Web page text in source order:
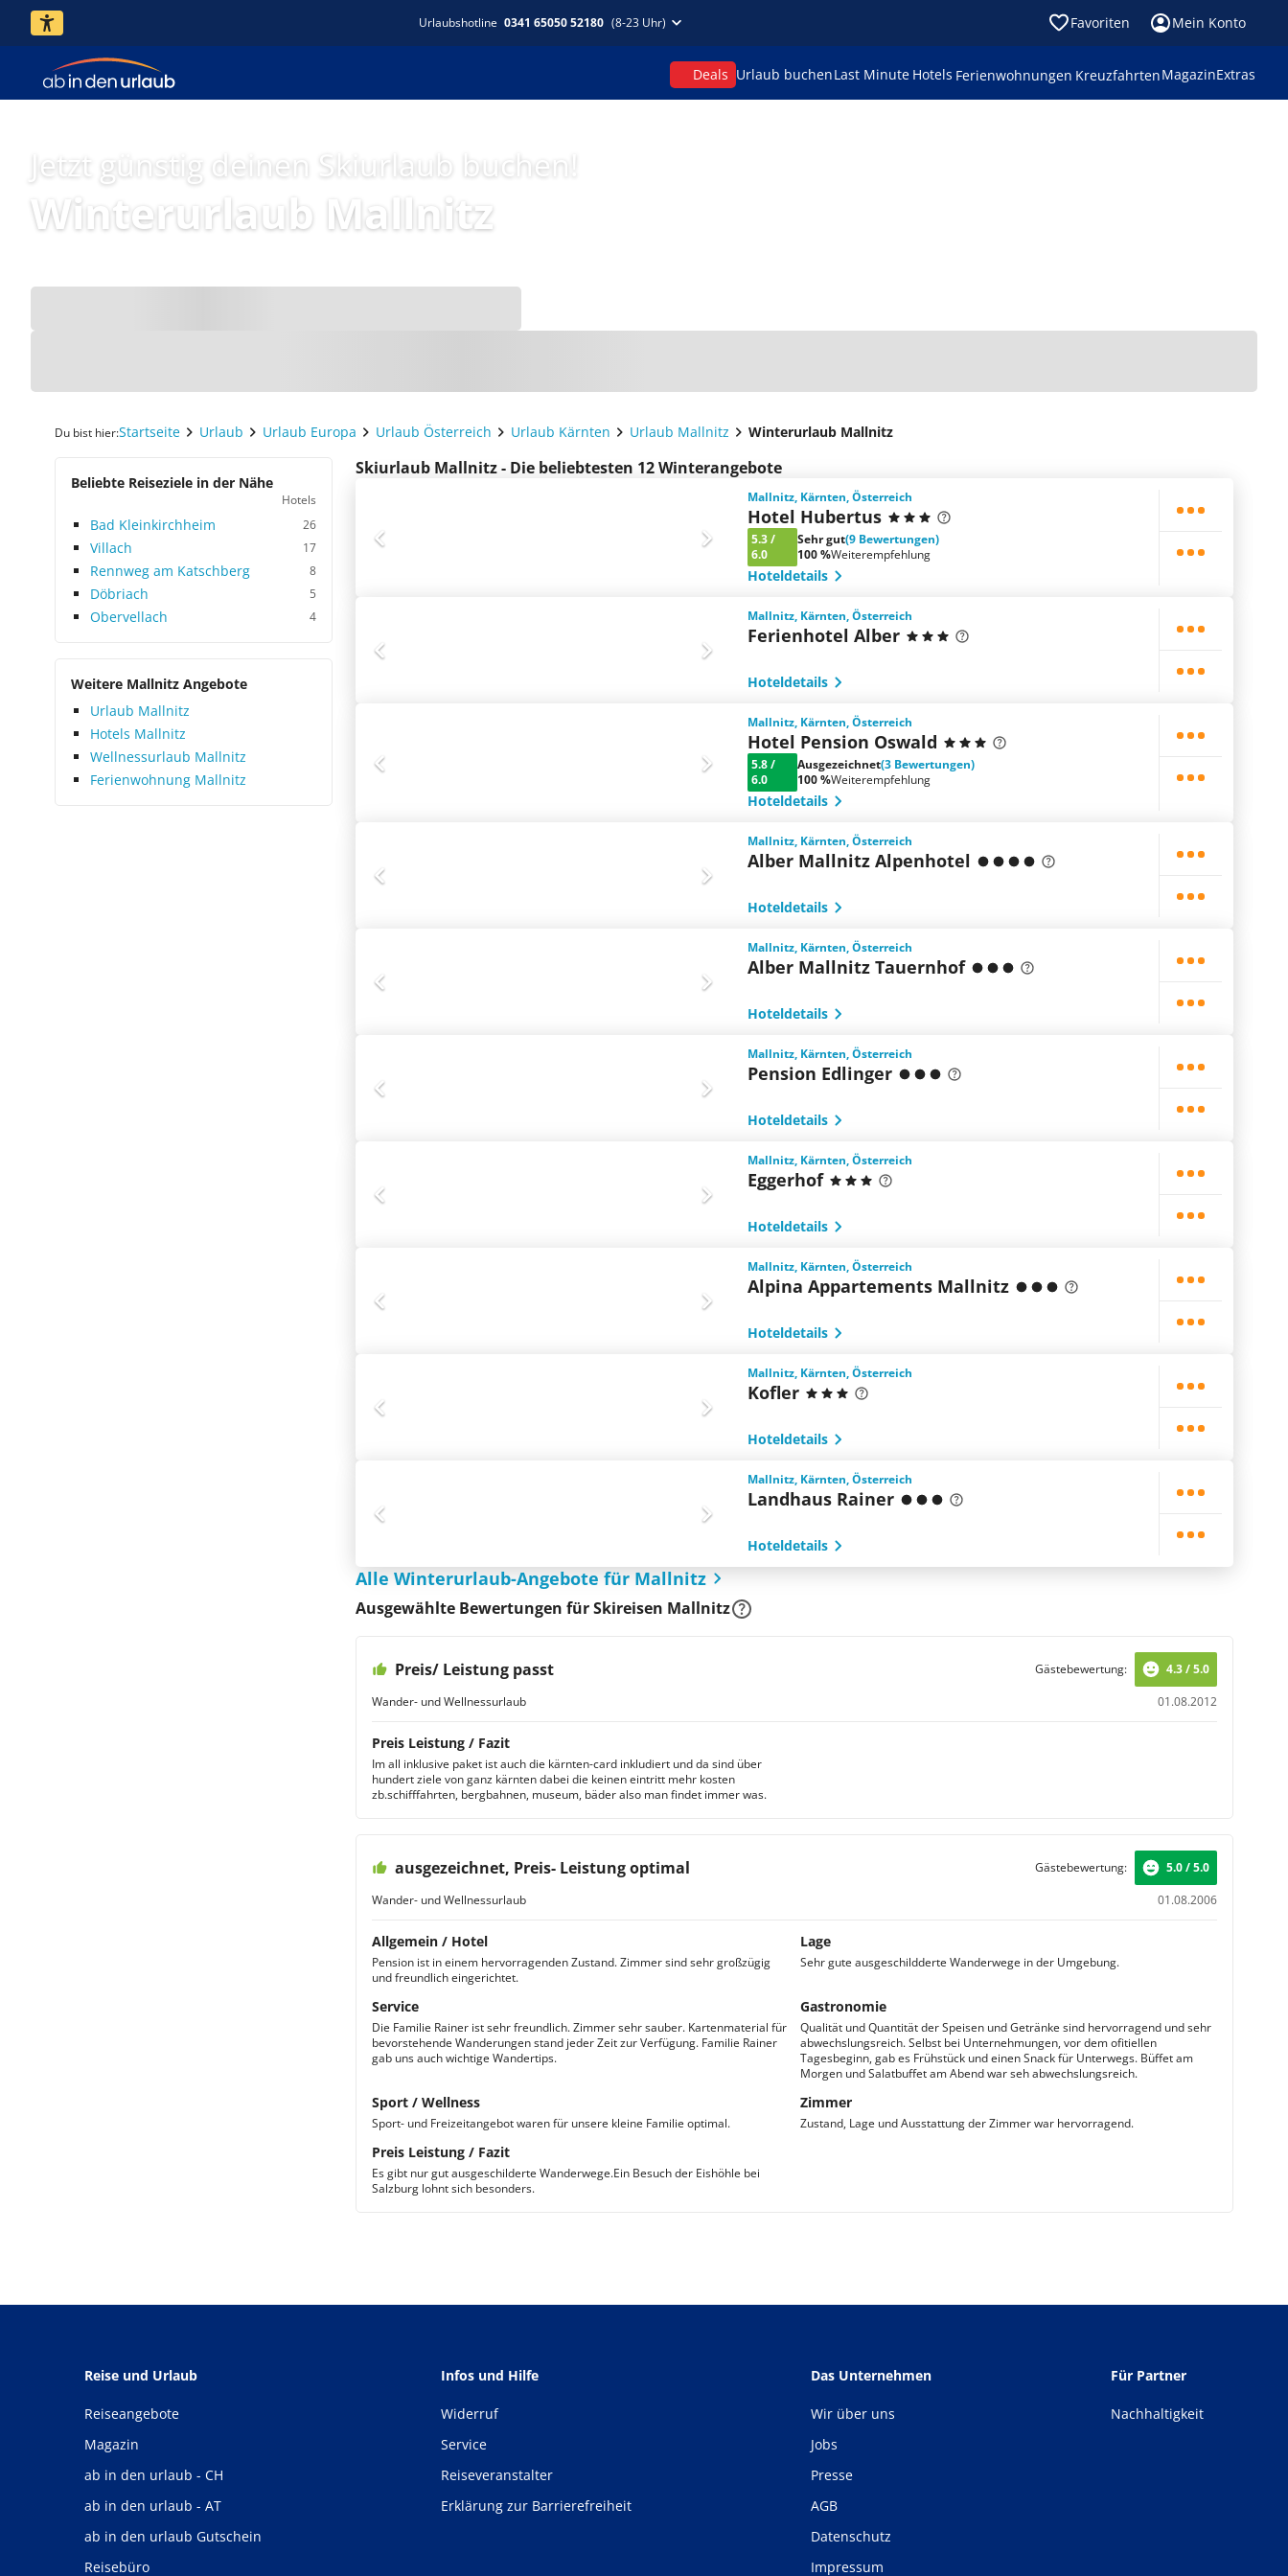
Urlaubshotline 0341 65050 52180 (8-23 Uhr) Favoriten Mein Konto
Deals Urlaub buchenLast Minute Hotels Ferienwohnungen KreuzfahrtenMagazinExtras
Jetzt günstig deinen Skiurlaub buchen!
Winterurlaub Mallnitz
Du bist hier:Startseite Urlaub Urlaub Europa Urlaub Österreich Urlaub Kärnten Urlaub Mallnitz Winterurlaub Mallnitz
Beliebte Reiseziele in der Nähe
Hotels
Bad Kleinkirchheim 26
Villach 17
Rennweg am Katschberg 8
Döbriach 5
Obervellach 4
Weitere Mallnitz Angebote
Urlaub Mallnitz
Hotels Mallnitz
Wellnessurlaub Mallnitz
Ferienwohnung Mallnitz
Skiurlaub Mallnitz - Die beliebtesten 12 Winterangebote
Mallnitz, Kärnten, Österreich
Hotel Hubertus
5.3/
6.0
Sehr gut(9 Bewertungen)
100 %Weiterempfehlung
Hoteldetails
Mallnitz, Kärnten, Österreich
Ferienhotel Alber
Hoteldetails
Mallnitz, Kärnten, Österreich
Hotel Pension Oswald
5.8/
6.0
Ausgezeichnet(3 Bewertungen)
100 %Weiterempfehlung
Hoteldetails
Mallnitz, Kärnten, Österreich
Alber Mallnitz Alpenhotel
Hoteldetails
Mallnitz, Kärnten, Österreich
Alber Mallnitz Tauernhof
Hoteldetails
Mallnitz, Kärnten, Österreich
Pension Edlinger
Hoteldetails
Mallnitz, Kärnten, Österreich
Eggerhof
Hoteldetails
Mallnitz, Kärnten, Österreich
Alpina Appartements Mallnitz
Hoteldetails
Mallnitz, Kärnten, Österreich
Kofler
Hoteldetails
Mallnitz, Kärnten, Österreich
Landhaus Rainer
Hoteldetails
Alle Winterurlaub-Angebote für Mallnitz
Ausgewählte Bewertungen für Skireisen Mallnitz
Preis/ Leistung passt
Wander- und Wellnessurlaub 01.08.2012
Gästebewertung: 4.3 / 5.0
Preis Leistung / Fazit
Im all inklusive paket ist auch die kärnten-card inkludiert und da sind über
hundert ziele von ganz kärnten dabei die keinen eintritt mehr kosten
zb.schifffahrten, bergbahnen, museum, bäder also man findet immer was.
ausgezeichnet, Preis- Leistung optimal
Wander- und Wellnessurlaub 01.08.2006
Gästebewertung: 5.0 / 5.0
Allgemein / Hotel
Pension ist in einem hervorragenden Zustand. Zimmer sind sehr großzügig
und freundlich eingerichtet.
Lage
Sehr gute ausgeschildderte Wanderwege in der Umgebung.
Service
Die Familie Rainer ist sehr freundlich. Zimmer sehr sauber. Kartenmaterial für
bevorstehende Wanderungen stand jeder Zeit zur Verfügung. Familie Rainer
gab uns auch wichtige Wandertips.
Gastronomie
Qualität und Quantität der Speisen und Getränke sind hervorragend und sehr
abwechslungsreich. Selbst bei Unternehmungen, vor dem ofitiellen
Tagesbeginn, gab es Frühstück und einen Snack für Unterwegs. Büffet am
Morgen und Salatbuffet am Abend war seh abwechslungsreich.
Sport / Wellness
Sport- und Freizeitangebot waren für unsere kleine Familie optimal.
Zimmer
Zustand, Lage und Ausstattung der Zimmer war hervorragend.
Preis Leistung / Fazit
Es gibt nur gut ausgeschilderte Wanderwege.Ein Besuch der Eishöhle bei
Salzburg lohnt sich besonders.
Reise und Urlaub
Reiseangebote
Magazin
ab in den urlaub - CH
ab in den urlaub - AT
ab in den urlaub Gutschein
Reisebüro
Infos und Hilfe
Widerruf
Service
Reiseveranstalter
Erklärung zur Barrierefreiheit
Das Unternehmen
Wir über uns
Jobs
Presse
AGB
Datenschutz
Impressum
Für Partner
Nachhaltigkeit